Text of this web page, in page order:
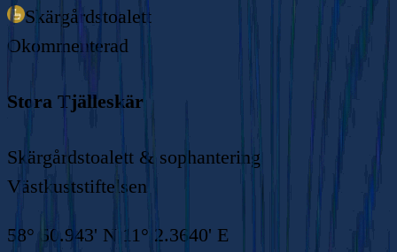
Skärgårdstoalett
Okommenterad
Stora Tjälleskär
Skärgårdstoalett & sophantering
Västkuststiftelsen
58° 50.943' N 11° 2.3640' E